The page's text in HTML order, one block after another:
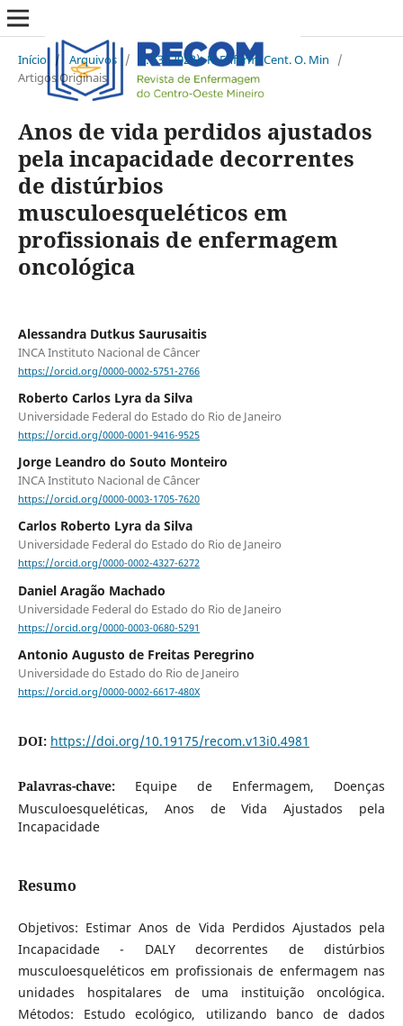
Início / Arquivos / v. 13 (2023): R. Enferm. Cent. O. Min
/
Artigos Originais
Anos de vida perdidos ajustados
pela incapacidade decorrentes
de distúrbios
musculoesqueléticos em
profissionais de enfermagem
oncológica
Alessandra Dutkus Saurusaitis
INCA Instituto Nacional de Câncer
https://orcid.org/0000-0002-5751-2766
Roberto Carlos Lyra da Silva
Universidade Federal do Estado do Rio de Janeiro
https://orcid.org/0000-0001-9416-9525
Jorge Leandro do Souto Monteiro
INCA Instituto Nacional de Câncer
https://orcid.org/0000-0003-1705-7620
Carlos Roberto Lyra da Silva
Universidade Federal do Estado do Rio de Janeiro
https://orcid.org/0000-0002-4327-6272
Daniel Aragão Machado
Universidade Federal do Estado do Rio de Janeiro
https://orcid.org/0000-0003-0680-5291
Antonio Augusto de Freitas Peregrino
Universidade do Estado do Rio de Janeiro
https://orcid.org/0000-0002-6617-480X
DOI: https://doi.org/10.19175/recom.v13i0.4981
Palavras-chave: Equipe de Enfermagem, Doenças
Musculoesqueléticas, Anos de Vida Ajustados pela
Incapacidade
Resumo
Objetivos: Estimar Anos de Vida Perdidos Ajustados pela
Incapacidade - DALY decorrentes de distúrbios
musculoesqueléticos em profissionais de enfermagem nas
unidades hospitalares de uma instituição oncológica.
Métodos: Estudo ecológico, utilizando banco de dados